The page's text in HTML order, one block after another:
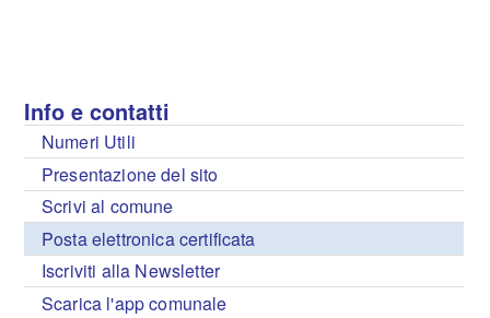
Info e contatti
Numeri Utili
Presentazione del sito
Scrivi al comune
Posta elettronica certificata
Iscriviti alla Newsletter
Scarica l'app comunale